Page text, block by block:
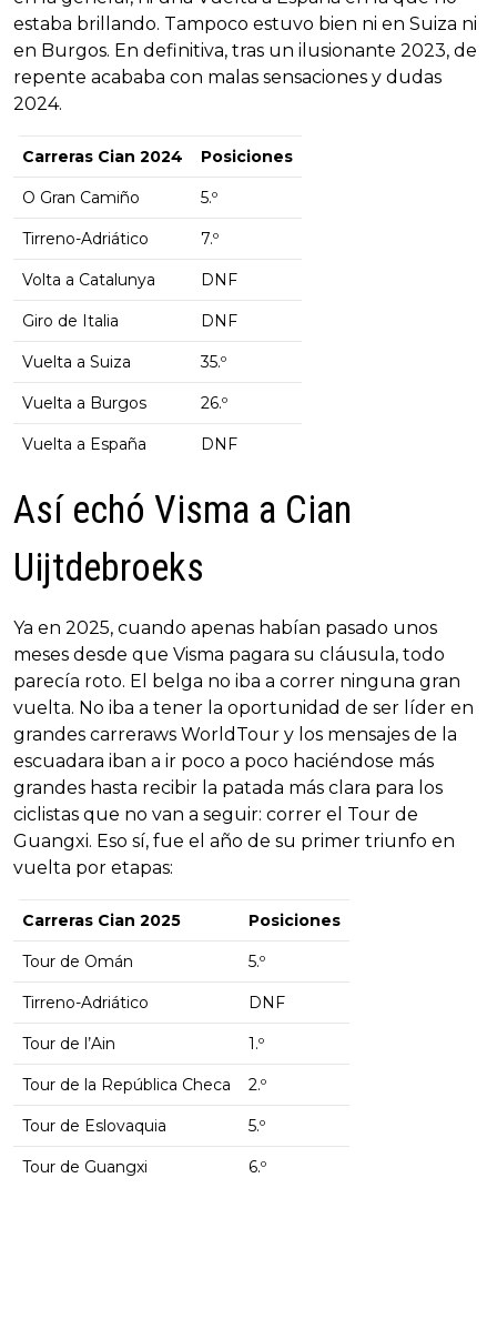
estaba brillando. Tampoco estuvo bien ni en Suiza ni
en Burgos. En definitiva, tras un ilusionante 2023, de
repente acababa con malas sensaciones y dudas
2024.
Carreras Cian 2024 Posiciones
O Gran Camiño 5.º
Tirreno-Adriático 7.º
Volta a Catalunya DNF
Giro de Italia DNF
Vuelta a Suiza 35.º
Vuelta a Burgos 26.º
Vuelta a España DNF
Así echó Visma a Cian
Uijtdebroeks
Ya en 2025, cuando apenas habían pasado unos
meses desde que Visma pagara su cláusula, todo
parecía roto. El belga no iba a correr ninguna gran
vuelta. No iba a tener la oportunidad de ser líder en
grandes carreraws WorldTour y los mensajes de la
escuadara iban a ir poco a poco haciéndose más
grandes hasta recibir la patada más clara para los
ciclistas que no van a seguir: correr el Tour de
Guangxi. Eso sí, fue el año de su primer triunfo en
vuelta por etapas:
Carreras Cian 2025 Posiciones
Tour de Omán 5.º
Tirreno-Adriático DNF
Tour de l’Ain 1.º
Tour de la República Checa 2.º
Tour de Eslovaquia 5.º
Tour de Guangxi 6.º